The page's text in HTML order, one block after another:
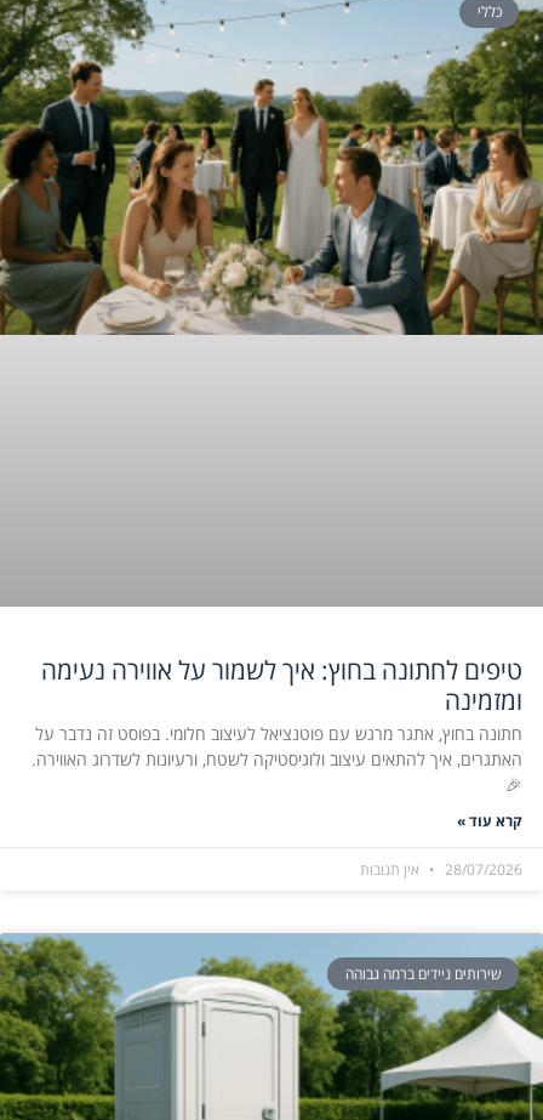
כללי
טיפים לחתונה בחוץ: איך לשמור על אווירה נעימה
ומזמינה
חתונה בחוץ, אתגר מרגש עם פוטנציאל לעיצוב חלומי. בפוסט זה נדבר על
האתגרים, איך להתאים עיצוב ולוגיסטיקה לשטח, ורעיונות לשדרוג האווירה.
🎉
קרא עוד »
28/07/2026 אין תגובות
שירותים ניידים ברמה גבוהה